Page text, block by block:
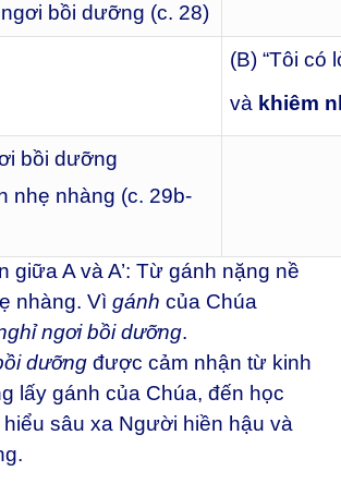
bồi dưỡng (c. 28)
(B) “Tôi có
và khiêm
bồi dưỡng
nhàng (c. 29b-
giữa A và A’: Từ gánh nặng nề
nhàng. Vì gánh của Chúa
ngơi bồi dưỡng.
dưỡng được cảm nhận từ kinh
lấy gánh của Chúa, đến học
sâu xa Người hiền hậu và